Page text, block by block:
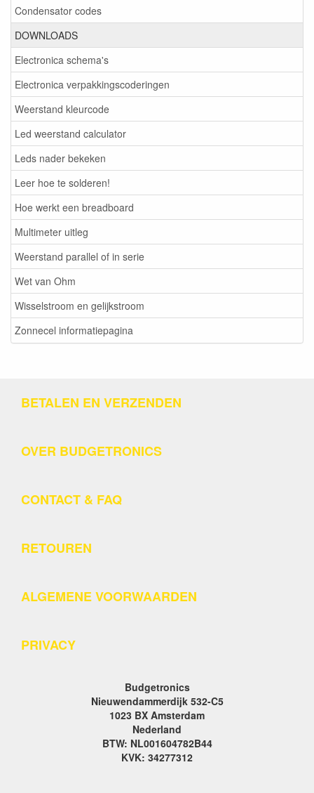
Condensator codes
DOWNLOADS
Electronica schema's
Electronica verpakkingscoderingen
Weerstand kleurcode
Led weerstand calculator
Leds nader bekeken
Leer hoe te solderen!
Hoe werkt een breadboard
Multimeter uitleg
Weerstand parallel of in serie
Wet van Ohm
Wisselstroom en gelijkstroom
Zonnecel informatiepagina
BETALEN EN VERZENDEN
OVER BUDGETRONICS
CONTACT & FAQ
RETOUREN
ALGEMENE VOORWAARDEN
PRIVACY
Budgetronics
Nieuwendammerdijk 532-C5
1023 BX Amsterdam
Nederland
BTW: NL001604782B44
KVK: 34277312